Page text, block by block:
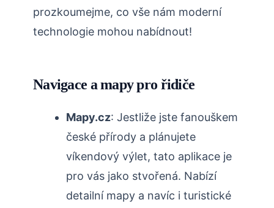
prozkoumejme, co vše nám moderní
technologie mohou nabídnout!
Navigace a mapy pro řidiče
Mapy.cz: Jestliže jste fanouškem
české přírody a plánujete
víkendový výlet, tato aplikace je
pro vás jako stvořená. Nabízí
detailní mapy a navíc i turistické